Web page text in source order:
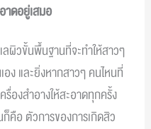
าดอยู่เสมอ
ลผิวขั้นพื้นฐานที่จะทำให้สาวๆ
อง และยิ่งหากสาวๆ คนไหนที่
รื่องสำอางให้สะอาดทุกครั้ง
ก็คือ ตัวการของการเกิดสิว